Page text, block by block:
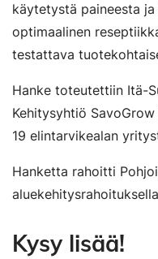
käytetystä paineesta
optimaalinen
testattava
Hanke toteutettiin Itä-
Kehitysyhtiö
19 elintarvikealan
Hanketta rahoitti
Kysy lisää!